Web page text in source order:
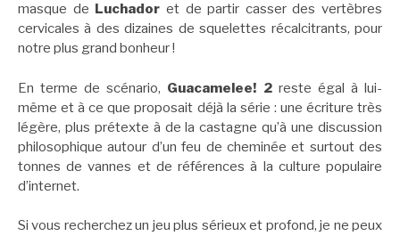
masque de Luchador et de partir casser des vertèbres
cervicales à des dizaines de squelettes récalcitrants, pour
notre plus grand bonheur !
En terme de scénario, Guacamelee! 2reste égal à lui-
même et à ce que proposait déjà la série : une écriture très
légère, plus prétexte à de la castagne qu’à une discussion
philosophique autour d’un feu de cheminée et surtout des
tonnes de vannes et de références à la culture populaire
d’internet.
Si vous recherchez un jeu plus sérieux et profond, je ne peux